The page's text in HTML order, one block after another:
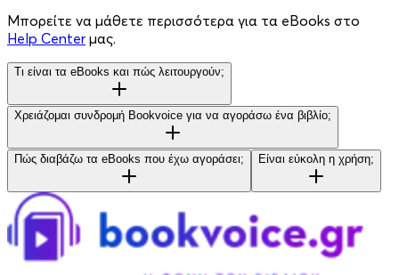
Μπορείτε να μάθετε περισσότερα για τα eBooks στο
Help Center μας.
Τι είναι τα eBooks και πώς λειτουργούν;
Χρειάζομαι συνδρομή Bookvoice για να αγοράσω ένα βιβλίο;
Πώς διαβάζω τα eBooks που έχω αγοράσει; Είναι εύκολη η χρήση;